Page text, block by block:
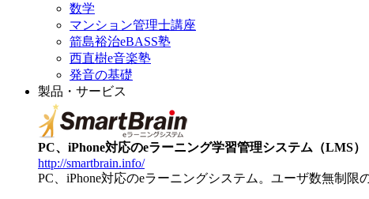
数学
マンション管理士講座
箭島裕治eBASS塾
西直樹e音楽塾
発音の基礎
製品・サービス
PC、iPhone対応のeラーニング学習管理システム（LMS）
http://smartbrain.info/
PC、iPhone対応のeラーニングシステム。ユーザ数無制限